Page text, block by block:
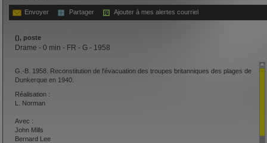
Envoyer Partager Ajouter à mes alertes courriel
(), poste
Drame - 0 min - FR - G - 1958
G.-B. 1958. Reconstitution de l'évacuation des troupes britanniques des plages de
Dunkerque en 1940.
Réalisation :
L. Norman
Avec :
John Mills
Bernard Lee